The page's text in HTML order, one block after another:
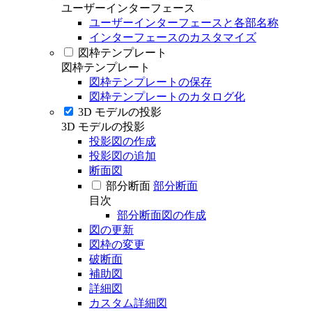
ユーザーインターフェース
ユーザーインターフェースと各部名称
インターフェースのカスタマイズ
図枠テンプレート
図枠テンプレート
図枠テンプレートの保存
図枠テンプレートのカタログ化
3D モデルの投影
3D モデルの投影
投影図の作成
投影図の追加
断面図
部分断面 部分断面
目次
部分断面図の作成
図の更新
図枠の変更
破断面
補助図
詳細図
カスタム詳細図